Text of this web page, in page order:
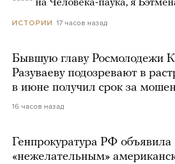
***** на Человека-паука, я
ИСТОРИИ 17 часов назад
Бывшую главу Росмолодежи
Разуваеву подозревают в
в июне получил срок за
16 часов назад
Генпрокуратура РФ объявила
«нежелательным»